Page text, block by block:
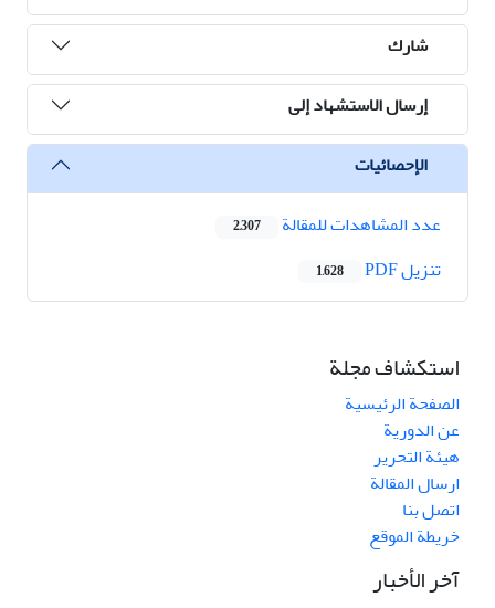
شارك
إرسال الاستشهاد إلى
الإحصائيات
عدد المشاهدات للمقالة
2,307
تنزیل PDF 1,628
استكشاف مجلة
الصفحة الرئيسية
عن الدورية
هيئة التحرير
ارسال المقالة
اتصل بنا
خريطة الموقع
آخر الأخبار